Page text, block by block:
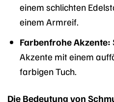
einem schlichten
einem Armreif.
Farbenfrohe Akzente:
Akzente mit einem
farbigen Tuch.
Die Bedeutung von